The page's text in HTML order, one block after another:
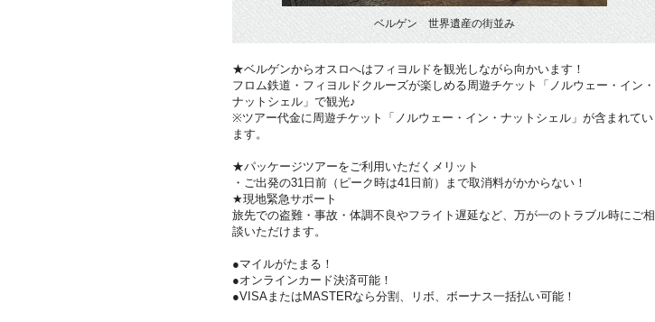
ベルゲン 世界遺産の街並み
★ベルゲンからオスロへはフィヨルドを観光しながら向かいます！
フロム鉄道・フィヨルドクルーズが楽しめる周遊チケット「ノルウェー・イン・
ナットシェル」で観光♪
※ツアー代金に周遊チケット「ノルウェー・イン・ナットシェル」が含まれてい
ます。
★パッケージツアーをご利用いただくメリット
・ご出発の31日前（ピーク時は41日前）まで取消料がかからない！
★現地緊急サポート
旅先での盗難・事故・体調不良やフライト遅延など、万が一のトラブル時にご相
談いただけます。
●マイルがたまる！
●オンラインカード決済可能！
●VISAまたはMASTERなら分割、リボ、ボーナス一括払い可能！